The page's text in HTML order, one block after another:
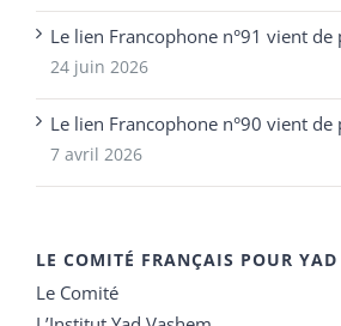
Le lien Francophone n°91 vient de
24 juin 2026
Le lien Francophone n°90 vient de
7 avril 2026
LE COMITÉ FRANÇAIS POUR
Le Comité